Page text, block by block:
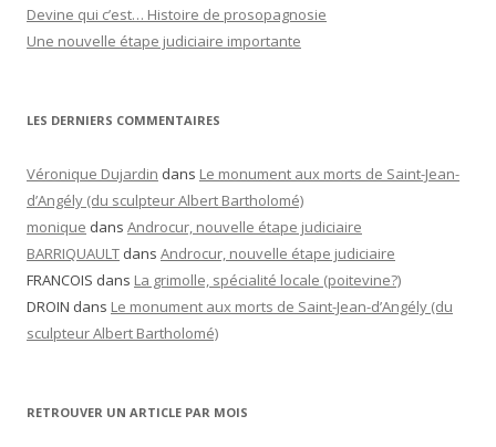
Devine qui c’est… Histoire de prosopagnosie
Une nouvelle étape judiciaire importante
LES DERNIERS COMMENTAIRES
Véronique Dujardin dans Le monument aux morts de Saint-Jean-
d’Angély (du sculpteur Albert Bartholomé)
monique dans Androcur, nouvelle étape judiciaire
BARRIQUAULT dans Androcur, nouvelle étape judiciaire
FRANCOIS dans La grimolle, spécialité locale (poitevine?)
DROIN dans Le monument aux morts de Saint-Jean-d’Angély (du
sculpteur Albert Bartholomé)
RETROUVER UN ARTICLE PAR MOIS